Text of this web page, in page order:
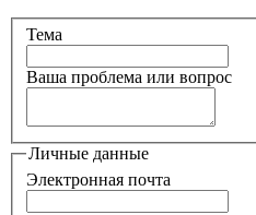
Тема
Ваша проблема или вопрос
Личные данные
Электронная почта